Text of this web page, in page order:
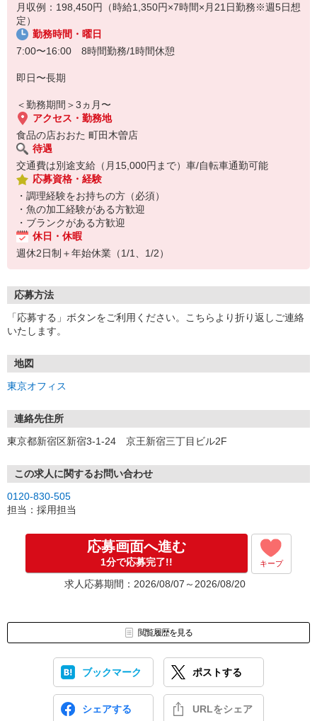
す！
【ポイント】
・鮮魚加工・調理経験を活かせる
・ブランク歓迎
・週4〜5日で安定勤務
・夕方前に退勤できて私生活も充実
【職場環境】
配属先は30名〜40名体制、平均年齢40歳、男女比3:7で、協力しな
がら働ける職場環境です。
電話対応なし
月収例：198,450円（時給1,350円×7時間×月21日勤務※週5日想
定）
勤務時間・曜日
7:00〜16:00 8時間勤務/1時間休憩
即日〜長期
＜勤務期間＞3ヵ月〜
アクセス・勤務地
食品の店おおた 町田木曽店
待遇
交通費は別途支給（月15,000円まで）車/自転車通勤可能
応募資格・経験
・調理経験をお持ちの方（必須）
・魚の加工経験がある方歓迎
・ブランクがある方歓迎
休日・休暇
週休2日制＋年始休業（1/1、1/2）
応募方法
「応募する」ボタンをご利用ください。こちらより折り返しご連絡
いたします。
地図
東京オフィス
連絡先住所
東京都新宿区新宿3-1-24 京王新宿三丁目ビル2F
この求人に関するお問い合わせ
0120-830-505
担当：採用担当
応募画面へ進む
1分で応募完了!! キープ
求人応募期間：2026/08/07～2026/08/20
閲覧履歴を見る
ブックマーク ポストする
シェアする URLをシェア